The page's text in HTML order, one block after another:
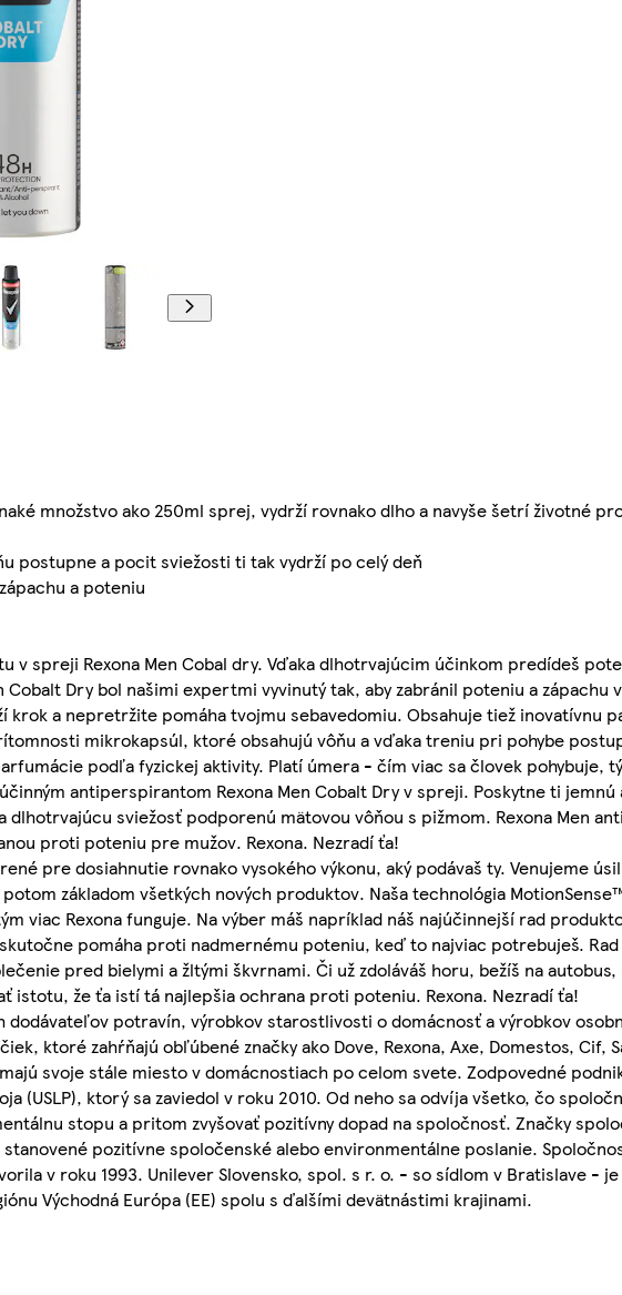
množstvo ako 250ml sprej, vydrží rovnako dlho a navyše šetrí životné
postupne a pocit sviežosti ti tak vydrží po celý deň
a poteniu
v spreji Rexona Men Cobal dry. Vďaka dlhotrvajúcim účinkom predídeš
Dry bol našimi expertmi vyvinutý tak, aby zabránil poteniu a zápachu
krok a nepretržite pomáha tvojmu sebavedomiu. Obsahuje tiež inovatívnu
mikrokapsúl, ktoré obsahujú vôňu a vďaka treniu pri pohybe
podľa fyzickej aktivity. Platí úmera - čím viac sa človek pohybuje,
antiperspirantom Rexona Men Cobalt Dry v spreji. Poskytne ti jemnú
sviežosť podporenú mätovou vôňou s pižmom. Rexona Men
proti poteniu pre mužov. Rexona. Nezradí ťa!
pre dosiahnutie rovnako vysokého výkonu, aký podávaš ty. Venujeme
základom všetkých nových produktov. Naša technológia
viac Rexona funguje. Na výber máš napríklad náš najúčinnejší rad
pomáha proti nadmernému poteniu, keď to najviac potrebuješ. Rad
pred bielymi a žltými škvrnami. Či už zdoláváš horu, bežíš na
istotu, že ťa istí tá najlepšia ochrana proti poteniu. Rexona. Nezradí ťa!
potravín, výrobkov starostlivosti o domácnosť a výrobkov
ktoré zahŕňajú obľúbené značky ako Dove, Rexona, Axe, Domestos, Cif,
svoje stále miesto v domácnostiach po celom svete. Zodpovedné
(USLP), ktorý sa zaviedol v roku 2010. Od neho sa odvíja všetko, čo
stopu a pritom zvyšovať pozitívny dopad na spoločnosť. Značky
pozitívne spoločenské alebo environmentálne poslanie.
v roku 1993. Unilever Slovensko, spol. s r. o. - so sídlom v Bratislave -
Východná Európa (EE) spolu s ďalšími devätnástimi krajinami.